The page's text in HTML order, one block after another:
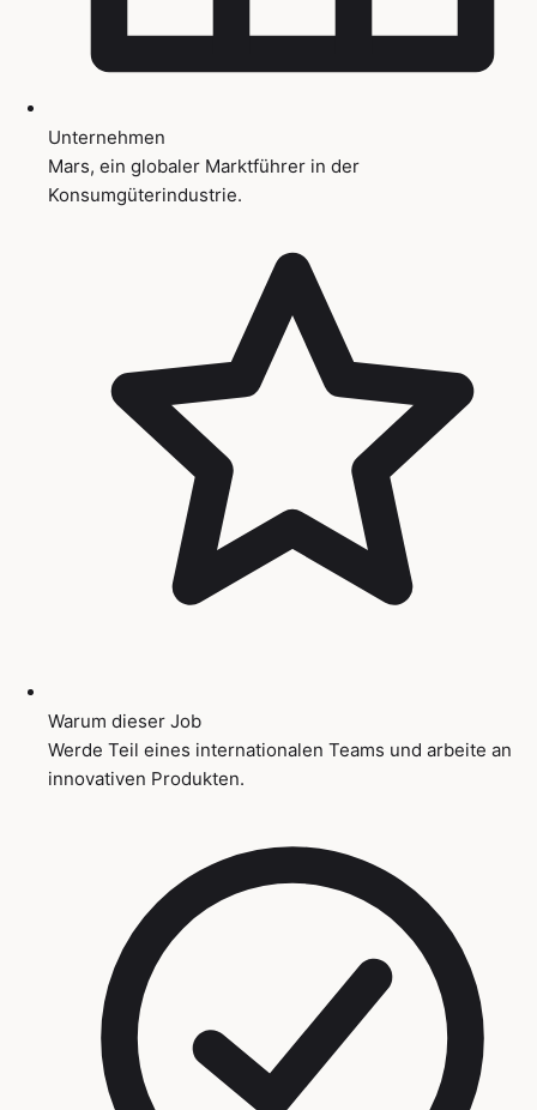
Unternehmen
Mars, ein globaler Marktführer in der
Konsumgüterindustrie.
Warum dieser Job
Werde Teil eines internationalen Teams und arbeite an
innovativen Produkten.